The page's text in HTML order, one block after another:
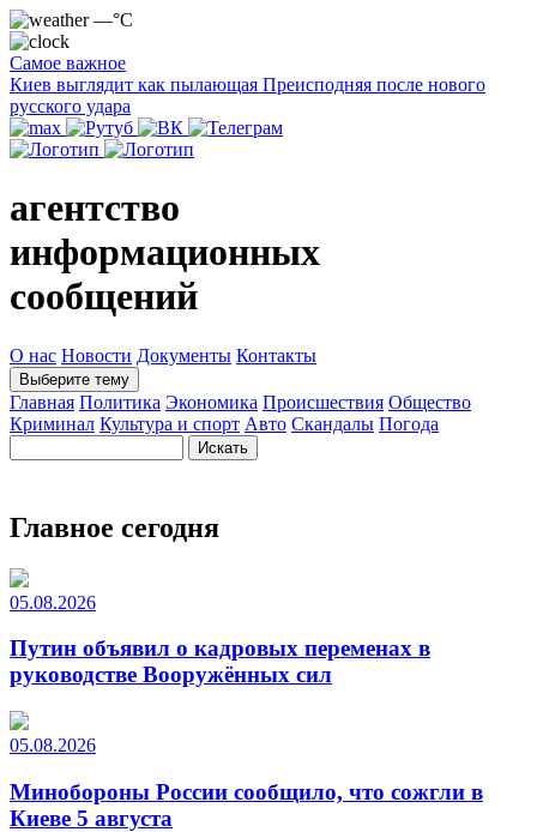
—°C
Самое важное
Киев выглядит как пылающая Преисподняя после нового
русского удара
агентство
информационных
сообщений
О нас Новости Документы Контакты
Выберите тему
Главная Политика Экономика Происшествия Общество
Криминал Культура и спорт Авто Скандалы Погода
Главное сегодня
05.08.2026
Путин объявил о кадровых переменах в
руководстве Вооружённых сил
05.08.2026
Минобороны России сообщило, что сожгли в
Киеве 5 августа